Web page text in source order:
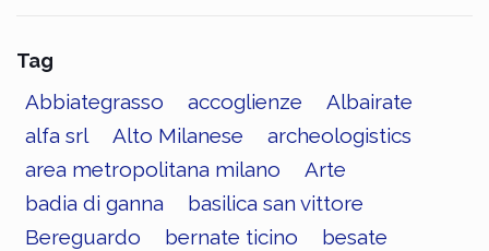
Tag
Abbiategrasso accoglienze
Albairate
alfa srl
Alto Milanese
archeologistics
area metropolitana milano
Arte
badia di ganna
basilica san vittore
Bereguardo
bernate ticino
besate